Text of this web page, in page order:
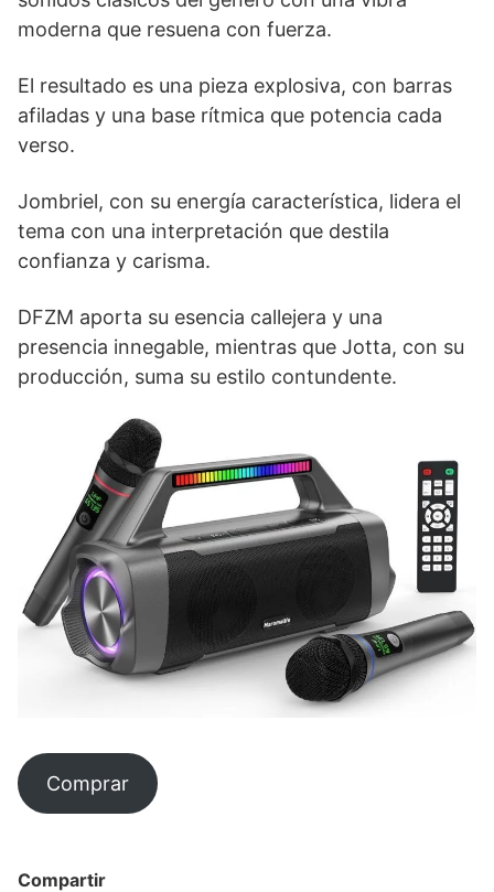
moderna que resuena con fuerza.
El resultado es una pieza explosiva, con barras
afiladas y una base rítmica que potencia cada
verso.
Jombriel, con su energía característica, lidera el
tema con una interpretación que destila
confianza y carisma.
DFZM aporta su esencia callejera y una
presencia innegable, mientras que Jotta, con su
producción, suma su estilo contundente.
Comprar
Compartir